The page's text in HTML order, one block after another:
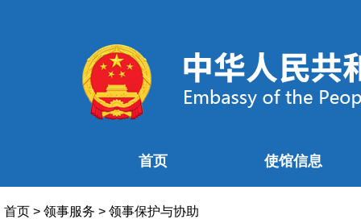
首页 使馆信息
首页 > 领事服务 > 领事保护与协助